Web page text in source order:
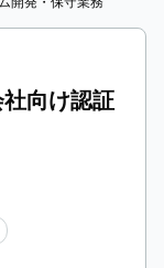
向け認証